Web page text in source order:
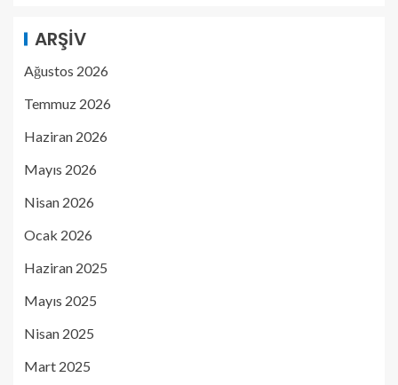
ARŞIV
Ağustos 2026
Temmuz 2026
Haziran 2026
Mayıs 2026
Nisan 2026
Ocak 2026
Haziran 2025
Mayıs 2025
Nisan 2025
Mart 2025